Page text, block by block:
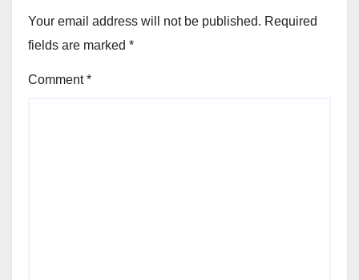
Your email address will not be published. Required
fields are marked *
Comment*